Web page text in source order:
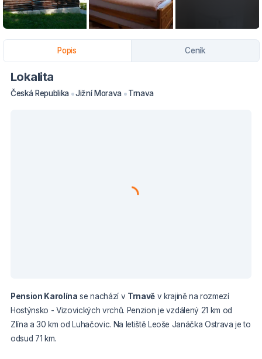
Popis Ceník
Lokalita
Česká Republika Jižní Morava Trnava
Pension Karolína se nachází v Trnavěv krajině na rozmezí
Hostýnsko - Vizovických vrchů. Penzion je vzdálený 21 km od
Zlína a 30 km od Luhačovic. Na letiště Leoše Janáčka Ostrava je to
odsud 71 km.